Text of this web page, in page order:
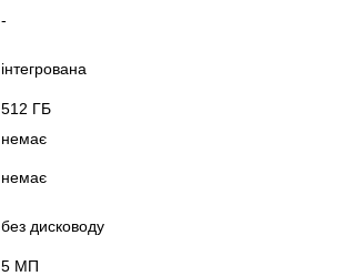
-
інтегрована
512 ГБ
немає
немає
без дисководу
5 МП